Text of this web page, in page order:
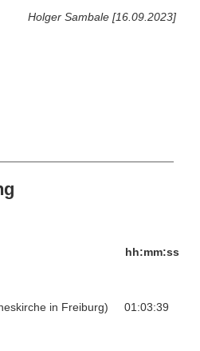
Holger Sambale [16.09.2023]
hh:mm:ss
in Freiburg) 01:03:39